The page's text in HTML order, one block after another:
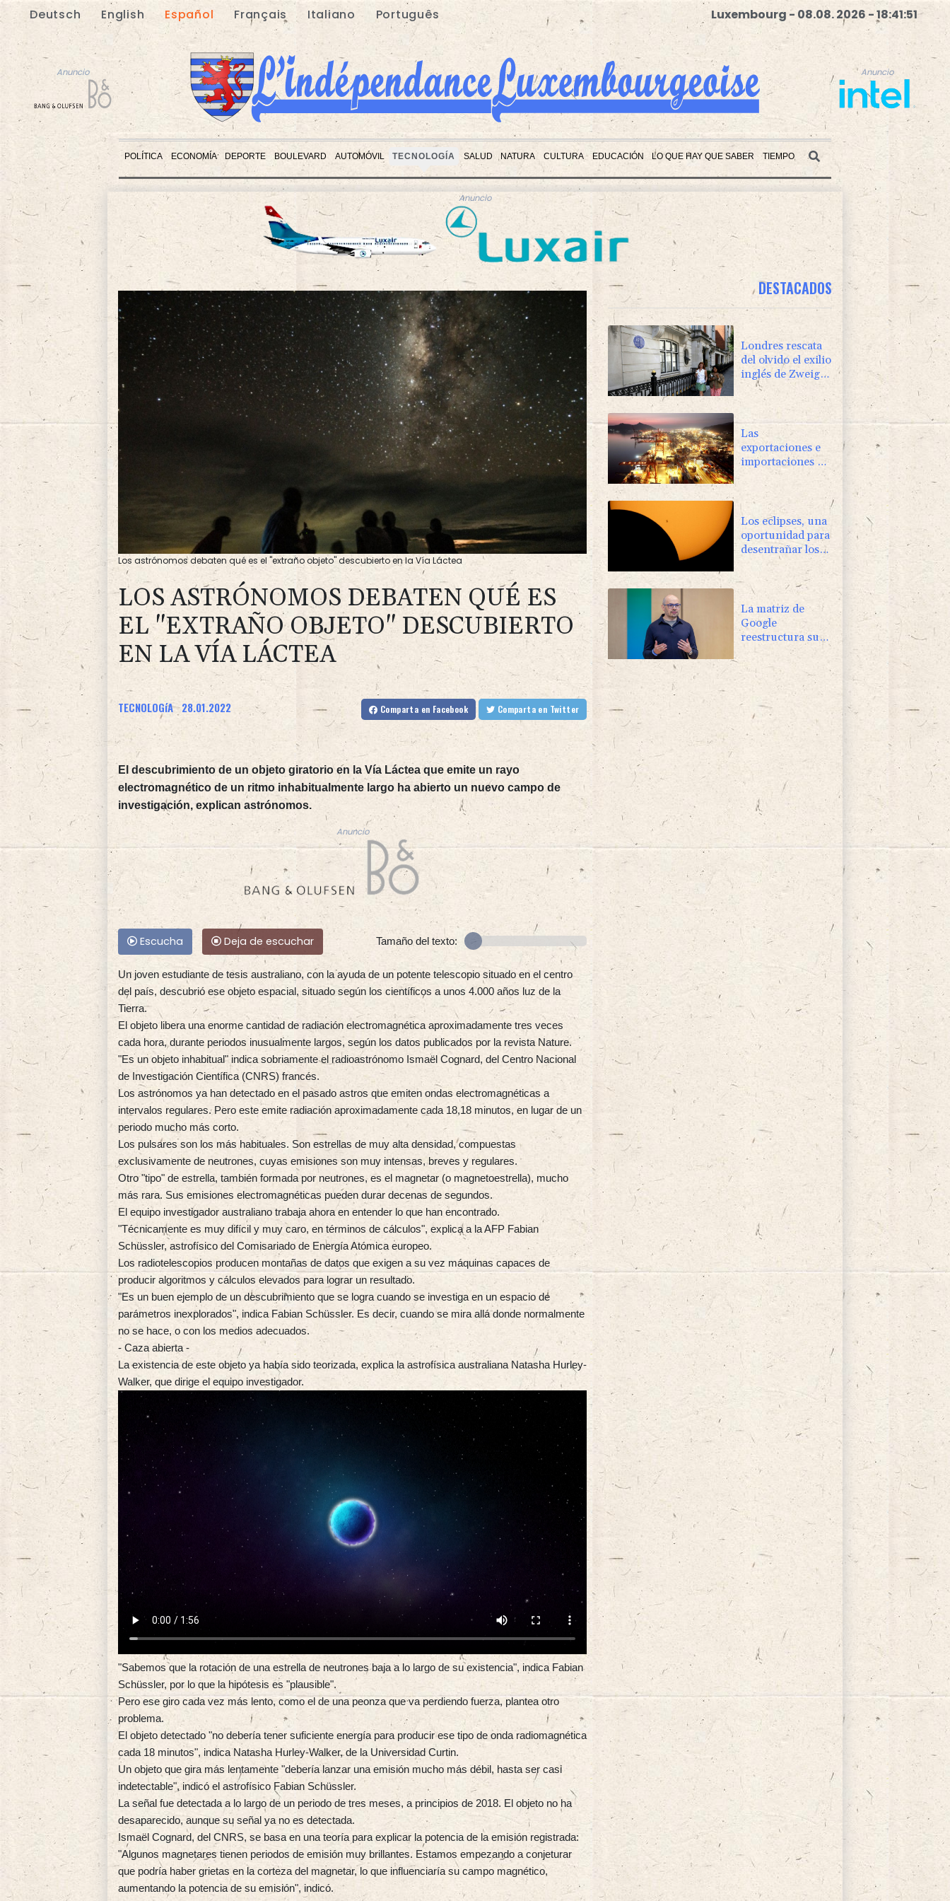
Deutsch English Español Français Italiano Português Luxembourg - 08.08. 2026 - 18:41:53
Anuncio Anuncio
POLÍTICA ECONOMÍA DEPORTE BOULEVARD AUTOMÓVIL TECNOLOGÍA SALUD NATURA CULTURA EDUCACIÓN LO QUE HAY QUE SABER TIEMPO
Anuncio
Anuncio
Los astrónomos debaten qué es el "extraño objeto" descubierto en la Vía Láctea
LOS ASTRÓNOMOS DEBATEN QUÉ ES
EL "EXTRAÑO OBJETO" DESCUBIERTO
EN LA VÍA LÁCTEA
TECNOLOGíA 28.01.2022 Comparta en Facebook Comparta en Twitter
El descubrimiento de un objeto giratorio en la Vía Láctea que emite un rayo
electromagnético de un ritmo inhabitualmente largo ha abierto un nuevo campo de
investigación, explican astrónomos.
Anuncio
Escucha Deja de escuchar Tamaño del texto:
Un joven estudiante de tesis australiano, con la ayuda de un potente telescopio situado en el centro
del país, descubrió ese objeto espacial, situado según los científicos a unos 4.000 años luz de la
Tierra.
El objeto libera una enorme cantidad de radiación electromagnética aproximadamente tres veces
cada hora, durante periodos inusualmente largos, según los datos publicados por la revista Nature.
"Es un objeto inhabitual" indica sobriamente el radioastrónomo Ismaël Cognard, del Centro Nacional
de Investigación Científica (CNRS) francés.
Los astrónomos ya han detectado en el pasado astros que emiten ondas electromagnéticas a
intervalos regulares. Pero este emite radiación aproximadamente cada 18,18 minutos, en lugar de un
periodo mucho más corto.
Los pulsares son los más habituales. Son estrellas de muy alta densidad, compuestas
exclusivamente de neutrones, cuyas emisiones son muy intensas, breves y regulares.
Otro "tipo" de estrella, también formada por neutrones, es el magnetar (o magnetoestrella), mucho
más rara. Sus emisiones electromagnéticas pueden durar decenas de segundos.
El equipo investigador australiano trabaja ahora en entender lo que han encontrado.
"Técnicamente es muy difícil y muy caro, en términos de cálculos", explica a la AFP Fabian
Schüssler, astrofísico del Comisariado de Energía Atómica europeo.
Los radiotelescopios producen montañas de datos que exigen a su vez máquinas capaces de
producir algoritmos y cálculos elevados para lograr un resultado.
"Es un buen ejemplo de un descubrimiento que se logra cuando se investiga en un espacio de
parámetros inexplorados", indica Fabian Schüssler. Es decir, cuando se mira allá donde normalmente
no se hace, o con los medios adecuados.
- Caza abierta -
La existencia de este objeto ya había sido teorizada, explica la astrofísica australiana Natasha Hurley-
Walker, que dirige el equipo investigador.
"Sabemos que la rotación de una estrella de neutrones baja a lo largo de su existencia", indica Fabian
Schüssler, por lo que la hipótesis es "plausible".
Pero ese giro cada vez más lento, como el de una peonza que va perdiendo fuerza, plantea otro
problema.
El objeto detectado "no debería tener suficiente energía para producir ese tipo de onda radiomagnética
cada 18 minutos", indica Natasha Hurley-Walker, de la Universidad Curtin.
Un objeto que gira más lentamente "debería lanzar una emisión mucho más débil, hasta ser casi
indetectable", indicó el astrofísico Fabian Schüssler.
La señal fue detectada a lo largo de un periodo de tres meses, a principios de 2018. El objeto no ha
desaparecido, aunque su señal ya no es detectada.
Ismaël Cognard, del CNRS, se basa en una teoría para explicar la potencia de la emisión registrada:
"Algunos magnetares tienen periodos de emisión muy brillantes. Estamos empezando a conjeturar
que podría haber grietas en la corteza del magnetar, lo que influenciaría su campo magnético,
aumentando la potencia de su emisión", indicó.
DESTACADOS
Londres rescata
del olvido el exilio
inglés de Zweig,
el escritor huido
de los nazis
Las
exportaciones e
importaciones de
China se
disparan en julio
Los eclipses, una
oportunidad para
desentrañar los
enigmas del Sol
La matriz de
Google
reestructura su
división de IA